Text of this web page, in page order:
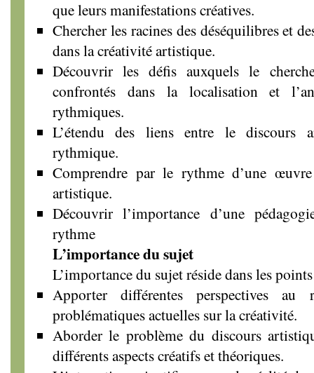
que leurs manifestations créatives.
Chercher les racines des déséquilibres et
dans la créativité artistique.
Découvrir les défis auxquels le
confrontés dans la localisation et
rythmiques.
L’étendu des liens entre le discours
rythmique.
Comprendre par le rythme d’une
artistique.
Découvrir l’importance d’une
rythme
L’importance du sujet
L’importance du sujet réside dans les
Apporter différentes perspectives
problématiques actuelles sur la créativité.
Aborder le problème du discours
différents aspects créatifs et théoriques.